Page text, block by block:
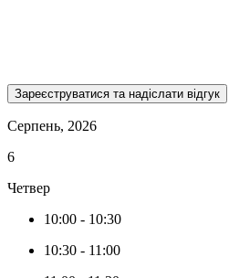
Серпень, 2026
6
Четвер
10:00 - 10:30
10:30 - 11:00